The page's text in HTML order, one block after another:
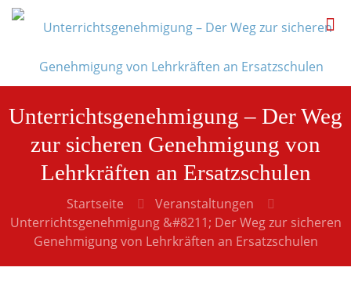
Unterrichtsgenehmigung – Der Weg
zur sicheren Genehmigung von
Lehrkräften an Ersatzschulen
Startseite
Veranstaltungen
Unterrichtsgenehmigung &#8211; Der Weg zur sicheren
Genehmigung von Lehrkräften an Ersatzschulen